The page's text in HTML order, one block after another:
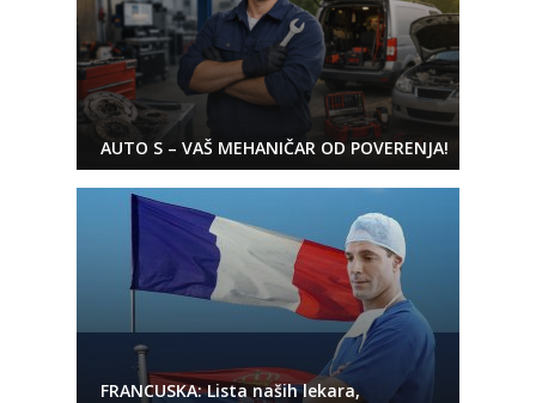
AUTO S – VAŠ MEHANIČAR OD POVERENJA!
FRANCUSKA: Lista naših lekara,